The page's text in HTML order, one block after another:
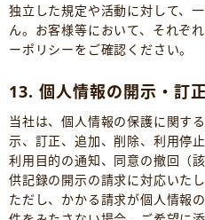
独立した規定や活動に対して、
ん。お客様等において、それぞ
ーポリシーをご確認ください。
13. 個人情報の開示・訂
当社は、個人情報の保護に関す
示、訂正、追加、削除、利用停
利用目的の通知、同意の撤回（
供記録の開示の請求に対応いたし
ただし、かかる請求が個人情報